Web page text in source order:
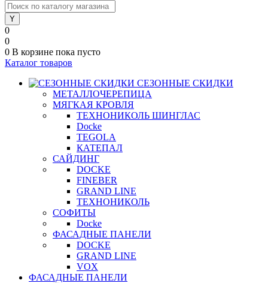
0
0
0 В корзине пока пусто
Каталог товаров
СЕЗОННЫЕ СКИДКИ
МЕТАЛЛОЧЕРЕПИЦА
МЯГКАЯ КРОВЛЯ
ТЕХНОНИКОЛЬ ШИНГЛАС
Docke
TEGOLA
КАТЕПАЛ
САЙДИНГ
DOCKE
FINEBER
GRAND LINE
ТЕХНОНИКОЛЬ
СОФИТЫ
Docke
ФАСАДНЫЕ ПАНЕЛИ
DOCKE
GRAND LINE
VOX
ФАСАДНЫЕ ПАНЕЛИ